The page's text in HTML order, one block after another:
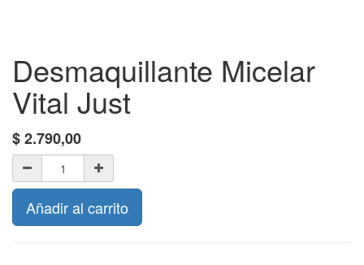
Desmaquillante Micelar
Vital Just
$2.790,00
Añadir al carrito